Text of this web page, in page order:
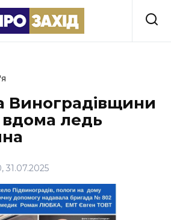
ледь
31.07.2025